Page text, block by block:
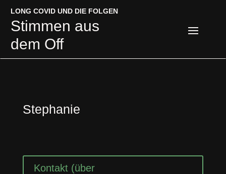
LONG COVID UND DIE FOLGEN
Stimmen aus
dem Off
LONG COVID UND DIE FOLGEN
Stimmen aus
dem Off
Stephanie
Kontakt (über